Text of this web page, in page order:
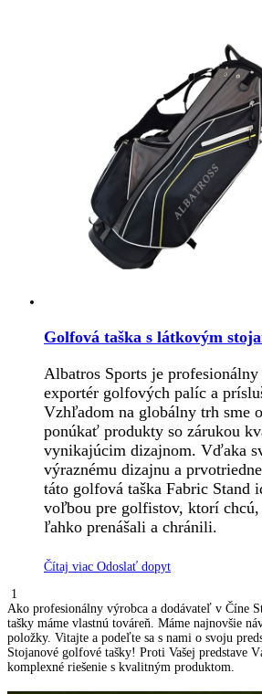
Golfová taška s látkovým
Albatros Sports je
exportér golfových palíc a
Vzhľadom na globálny trh sme
ponúkať produkty so zárukou
vynikajúcim dizajnom. Vďaka
výraznému dizajnu a
táto golfová taška Fabric Stand
voľbou pre golfistov, ktorí chcú,
ľahko prenášali a chránili.
Čítaj viac Odoslať dopyt
1
Ako profesionálny výrobca a dodávateľ v Číne
tašky máme vlastnú továreň. Máme najnovšie
položky. Vitajte a podeľte sa s nami o svoju
Stojanové golfové tašky! Proti Vašej predstave
komplexné riešenie s kvalitným produktom.